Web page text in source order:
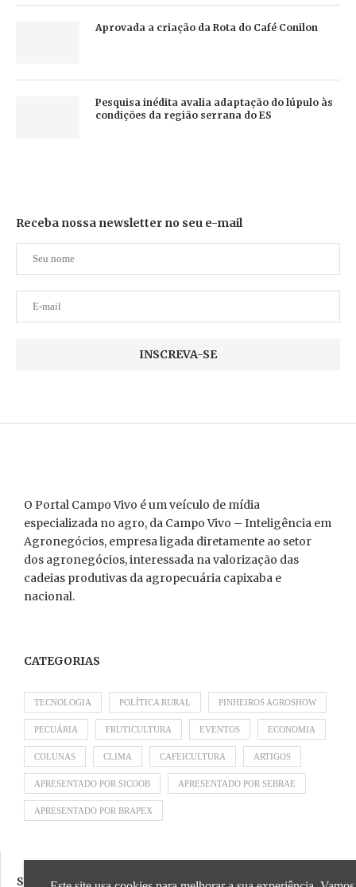
Aprovada a criação da Rota do Café Conilon
Pesquisa inédita avalia adaptação do lúpulo às
condições da região serrana do ES
Receba nossa newsletter no seu e-mail
O Portal Campo Vivo é um veículo de mídia
especializada no agro, da Campo Vivo – Inteligência em
Agronegócios, empresa ligada diretamente ao setor
dos agronegócios, interessada na valorização das
cadeias produtivas da agropecuária capixaba e
nacional.
CATEGORIAS
TECNOLOGIA POLÍTICA RURAL PINHEIROS AGROSHOW
PECUÁRIA FRUTICULTURA EVENTOS ECONOMIA
COLUNAS CLIMA CAFEICULTURA ARTIGOS
APRESENTADO POR SICOOB APRESENTADO POR SEBRAE
APRESENTADO POR BRAPEX
SIGA NOSSAS REDES SOCIAIS